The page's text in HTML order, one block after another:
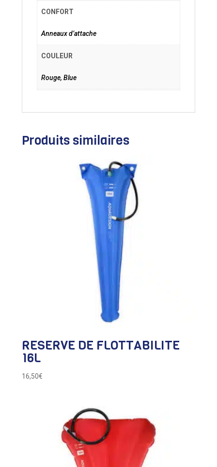
CONFORT
Anneaux d’attache
COULEUR
Rouge, Blue
Produits similaires
RESERVE DE FLOTTABILITE
16L
16,50€